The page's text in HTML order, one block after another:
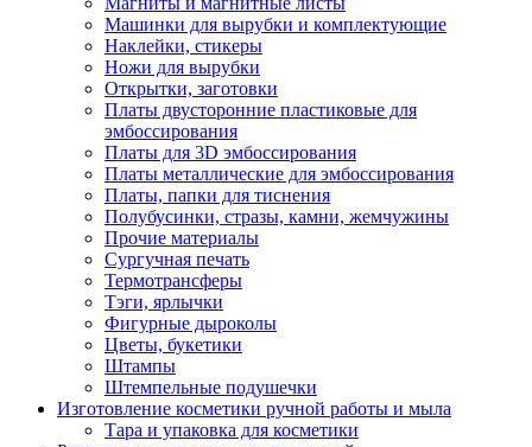
Машинки для вырубки и комплектующие
Наклейки, стикеры
Ножи для вырубки
Открытки, заготовки
Платы двусторонние пластиковые для
эмбоссирования
Платы для 3D эмбоссирования
Платы металлические для эмбоссирования
Платы, папки для тиснения
Полубусинки, стразы, камни, жемчужины
Прочие материалы
Сургучная печать
Термотрансферы
Тэги, ярлычки
Фигурные дыроколы
Цветы, букетики
Штампы
Штемпельные подушечки
Изготовление косметики ручной работы и мыла
Тара и упаковка для косметики